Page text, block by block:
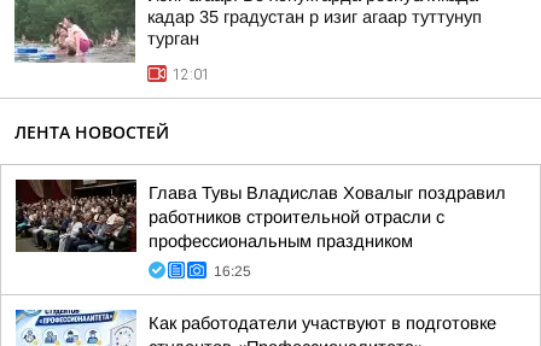
кадар 35 градустан р изиг агаар туттунуп
турган
12:01
ЛЕНТА НОВОСТЕЙ
Глава Тувы Владислав Ховалыг поздравил
работников строительной отрасли с
профессиональным праздником
16:25
Как работодатели участвуют в подготовке